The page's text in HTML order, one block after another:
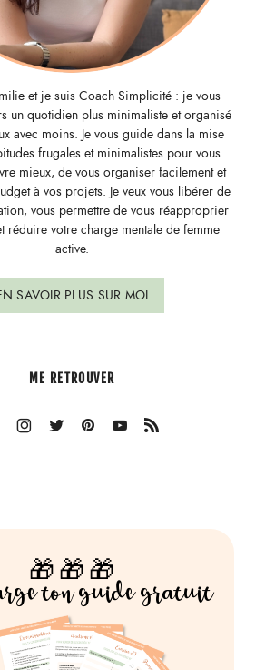
et je suis Coach Simplicité : je vous
un quotidien plus minimaliste et organisé
avec moins. Je vous guide dans la mise
frugales et minimalistes pour vous
mieux, de vous organiser facilement et
à vos projets. Je veux vous libérer de
vous permettre de vous réapproprier
réduire votre charge mentale de femme
active.
SAVOIR PLUS SUR MOI
ME RETROUVER